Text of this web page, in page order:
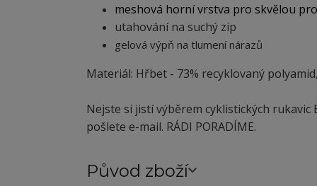
meshová horní vrstva pro skvělou
utahování na suchý zip
gelová výpň na tlumení nárazů
Materiál: Hřbet - 73% recyklovaný
Nejste si jistí výběrem cyklistických rukavic
pošlete e-mail. RÁDI PORADÍME.
Původ zboží